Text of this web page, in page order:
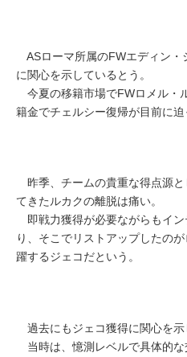
ASローマ所属のFWエディン・
に関心を示しているとう。
今夏の移籍市場でFWロメル・
籍金でチェルシー復帰が目前に迫
昨季、チームの貴重な得点源
てきたルカクの離脱は痛い。
即戦力獲得が必要ながらもイ
り、そこでリストアップしたの
躍するジェコだという。
過去にもジェコ獲得に関心を示
当時は、憶測レベルで具体的